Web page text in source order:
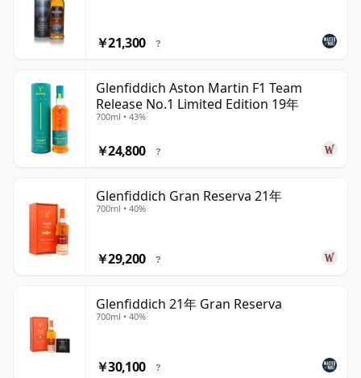
￥21,300 ?
Glenfiddich Aston Martin F1 Team
Release No.1 Limited Edition 19年
700ml • 43%
￥24,800 ?
Glenfiddich Gran Reserva 21年
700ml • 40%
￥29,200 ?
Glenfiddich 21年 Gran Reserva
700ml • 40%
￥30,100 ?